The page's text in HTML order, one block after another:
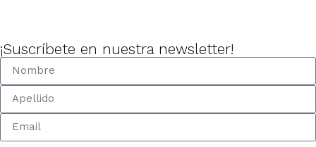
¡Suscríbete en nuestra newsletter!